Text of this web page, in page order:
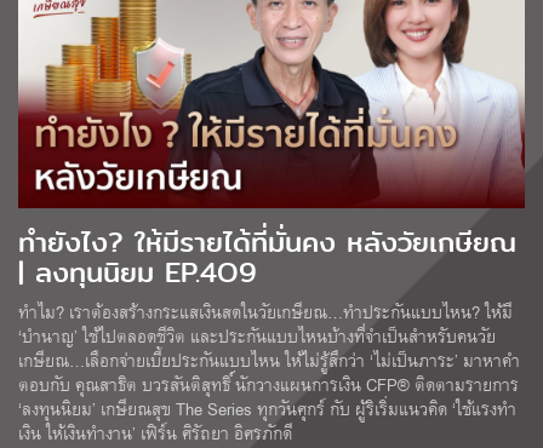
ทำยังไง? ให้มีรายได้ที่มั่นคง หลังวัยเกษียณ
| ลงทุนนิยม EP.4O9
ทำไม? เราต้องสร้างกระแสเงินสดในวัยเกษียณ…ทำประกันแบบไหน? ให้มี
‘บำนาญ’ ใช้ไปตลอดชีวิต และประกันแบบไหนบ้างที่จำเป็นสำหรับคนวัย
เกษียณ…เลือกจ่ายเบี้ยประกันแบบไหน ให้ไม่รู้สึกว่า ‘ไม่เป็นภาระ’ มาหาคำ
ตอบกับ คุณสาธิต บวรสันติสุทธิ์ นักวางแผนการเงิน CFP® ติดตามรายการ
‘ลงทุนนิยม’ เกษียณสุข The Series ทุกวันศุกร์ กับ ผู้ริเริ่มแนวคิด ‘ใช้แรงทำ
เงิน ให้เงินทำงาน’ เฟิร์น ศิรัถยา อิศรภักดี